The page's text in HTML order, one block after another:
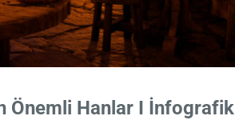
Önemli Hanlar I İnfografik